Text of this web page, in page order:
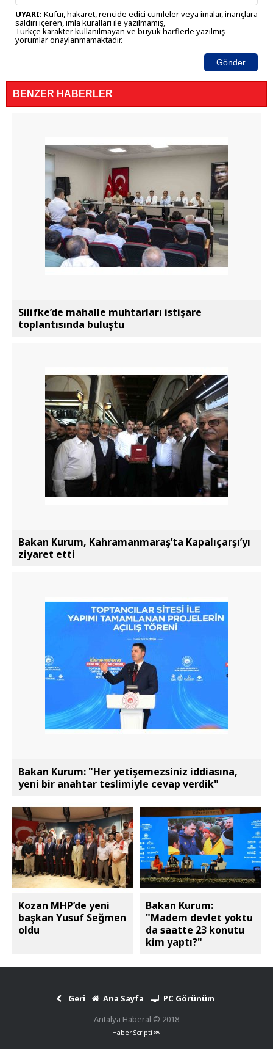
UYARI: Küfür, hakaret, rencide edici cümleler veya imalar, inançlara
saldırı içeren, imla kuralları ile yazılmamış,
Türkçe karakter kullanılmayan ve büyük harflerle yazılmış
yorumlar onaylanmamaktadır.
Gönder
BENZER HABERLER
Silifke’de mahalle muhtarları istişare
toplantısında buluştu
Bakan Kurum, Kahramanmaraş’ta Kapalıçarşı’yı
ziyaret etti
Bakan Kurum: "Her yetişemezsiniz iddiasına,
yeni bir anahtar teslimiyle cevap verdik"
Kozan MHP’de yeni
başkan Yusuf Seğmen
oldu
Bakan Kurum:
"Madem devlet yoktu
da saatte 23 konutu
kim yaptı?"
Geri Ana Sayfa
PC Görünüm
Antalya Haberal © 2018
Haber Scripti